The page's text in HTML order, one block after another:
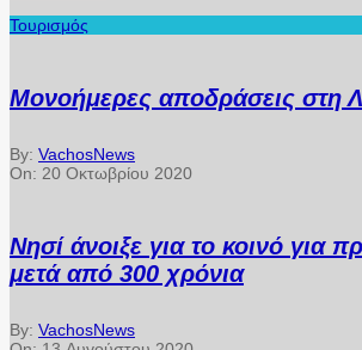
Τουρισμός
Μονοήμερες αποδράσεις στη
By: VachosNews
On: 20 Οκτωβρίου 2020
Νησί άνοιξε για το κοινό για
μετά από 300 χρόνια
By: VachosNews